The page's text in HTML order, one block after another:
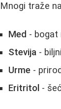
Mnogi traže
Med - bogat
Stevija -
Urme -
Eritritol -